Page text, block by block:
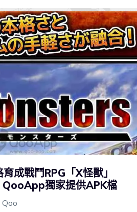
成戰鬥RPG「X怪獸」
獨家提供APK檔
Qoo